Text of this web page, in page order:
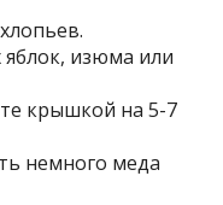
изюма или
крышкой на 5-7
немного меда